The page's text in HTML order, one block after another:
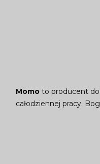
Momo to producent
całodziennej pracy.